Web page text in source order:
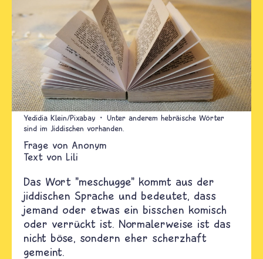
Yedidia Klein/Pixabay
Unter anderem hebräische Wörter
sind im Jiddischen vorhanden.
Anonym
Text von Lili
Das Wort "meschugge" kommt aus der
jiddischen Sprache und bedeutet, dass
jemand oder etwas ein bisschen komisch
oder verrückt ist. Normalerweise ist das
nicht böse, sondern eher scherzhaft
gemeint.